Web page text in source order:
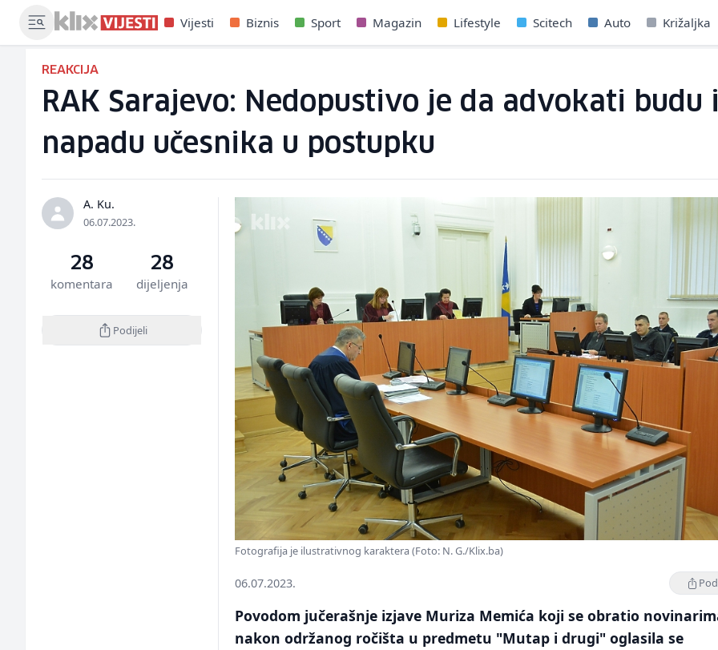
Vijesti Biznis Sport Magazin Lifestyle Scitech Auto Križaljka
REAKCIJA
RAK Sarajevo: Nedopustivo je da advokati
napadu učesnika u postupku
A. Ku.
06.07.2023.
28
komentara
28
dijeljenja
Podijeli
Fotografija je ilustrativnog karaktera (Foto: N. G./Klix.ba)
06.07.2023.
Povodom jučerašnje izjave Muriza Memića koji se obratio
nakon održanog ročišta u predmetu "Mutap i drugi" oglasila se